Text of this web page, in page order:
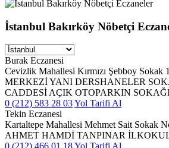
İstanbul Bakırköy Nöbetçi
Burak Eczanesi
Cevizlik Mahallesi Kırmızı Şebboy
MERKEZİ YANI DERSHANELER
CADDESİ AÇIK OTOPARKIN
0 (212) 583 28 03Yol Tarifi Al
Tekin Eczanesi
Kartaltepe Mahallesi Mehmet Sait Sokak
AHMET HAMDİ TANPINAR